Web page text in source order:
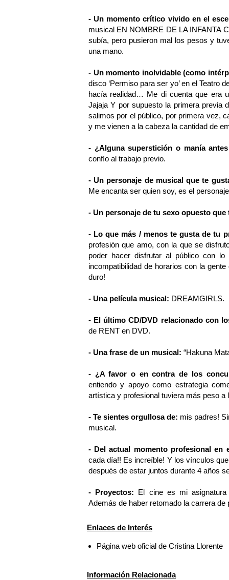
- Un momento crítico vivido en el
musical EN NOMBRE DE LA INFANTA
subía, pero pusieron mal los pesos y
una mano.
- Un momento inolvidable (como
disco ‘Permiso para ser yo’ en el Teatro
hacía realidad… Me di cuenta que era
Jajaja Y por supuesto la primera previa
salimos por el público, por primera vez,
y me vienen a la cabeza la cantidad de
- ¿Alguna superstición o manía
confío al trabajo previo.
- Un personaje de musical que te
Me encanta ser quien soy, es el
- Un personaje de tu sexo opuesto
- Lo que más / menos te gusta de tu
profesión que amo, con la que se
poder hacer disfrutar al público con
incompatibilidad de horarios con la
duro!
- Una película musical: DREAMGIRLS.
- El último CD/DVD relacionado con
de RENT en DVD.
- Una frase de un musical: “Hakuna
- ¿A favor o en contra de los
entiendo y apoyo como estrategia
artística y profesional tuviera más peso a
- Te sientes orgullosa de: mis padres!
musical.
- Del actual momento profesional en
cada día!! Es increíble! Y los vínculos
después de estar juntos durante 4 años
- Proyectos: El cine es mi asignatura
Además de haber retomado la carrera
Enlaces de Interés
Página web oficial de Cristina Llorente
Información Relacionada